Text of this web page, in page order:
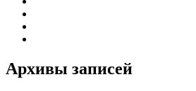
Архивы записей